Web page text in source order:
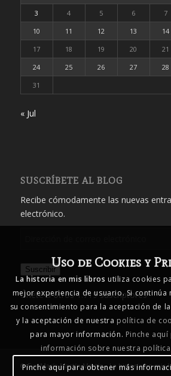
3
4 5 6 7
10
11 12 13 14
17
18 19 20 21
24
25 26 27 28
31
« Jul
SUSCRÍBETE AL BLOG
Recibe cómodamente las nuevas
electrónico.
electrónico
Suscribir
Únete a otros 1.719 suscriptores
© Eva María Martín Martín - La historia en mis
Uso de Cookies y
La historia en mis libros utiliza cookies
mejor experiencia de usuario. Si continúa
su consentimiento para la aceptación de
y la aceptación de nuestra política de
para mayor información. Pinche
información sobre nuestra
Pinche aquí para obtener más